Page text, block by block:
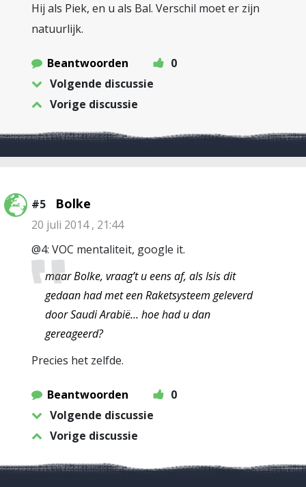
Hij als Piek, en u als Bal. Verschil moet er zijn
natuurlijk.
Beantwoorden
0
Volgende discussie
Vorige discussie
#5 Bolke
20 juli 2014 , 21:44
@4: VOC mentaliteit, google it.
maar Bolke, vraag’t u eens af, als Isis dit
gedaan had met een Raketsysteem geleverd
door Saudi Arabië… hoe had u dan
gereageerd?
Precies het zelfde.
Beantwoorden
0
Volgende discussie
Vorige discussie